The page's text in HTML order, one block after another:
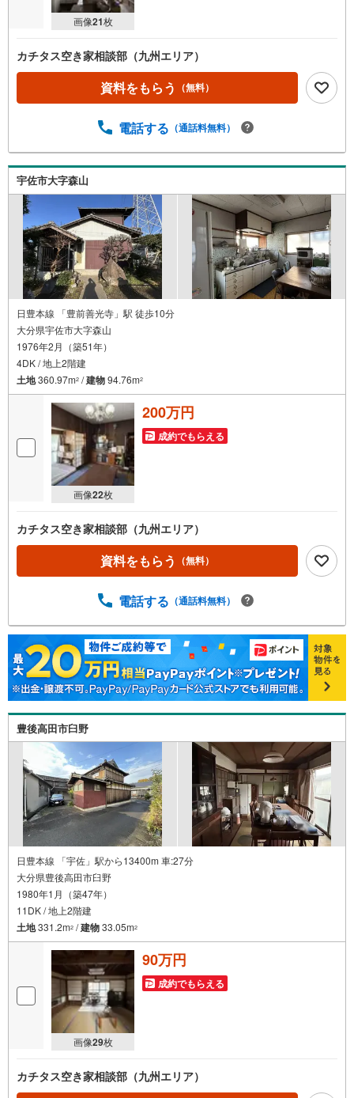
画像21枚
カチタス空き家相談部（九州エリア）
資料をもらう （無料）
電話する （通話料無料）
宇佐市大字森山
日豊本線 「豊前善光寺」駅 徒歩10分
大分県宇佐市大字森山
1976年2月（築51年）
4DK / 地上2階建
土地360.97m2 /建物94.76m2
画像22枚
200万円
成約でもらえる
カチタス空き家相談部（九州エリア）
資料をもらう （無料）
電話する （通話料無料）
豊後高田市臼野
日豊本線 「宇佐」駅から13400m 車:27分
大分県豊後高田市臼野
1980年1月（築47年）
11DK / 地上2階建
土地331.2m2 /建物33.05m2
画像29枚
90万円
成約でもらえる
カチタス空き家相談部（九州エリア）